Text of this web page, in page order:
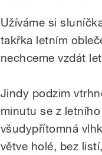
Užíváme si
takřka letním
nechceme vzdát
Jindy podzim
minutu se z
všudypřítomná
větve holé, bez